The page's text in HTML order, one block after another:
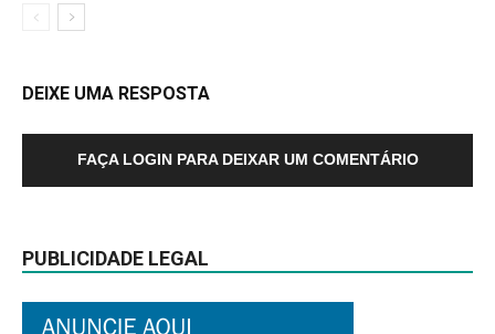
DEIXE UMA RESPOSTA
FAÇA LOGIN PARA DEIXAR UM COMENTÁRIO
PUBLICIDADE LEGAL